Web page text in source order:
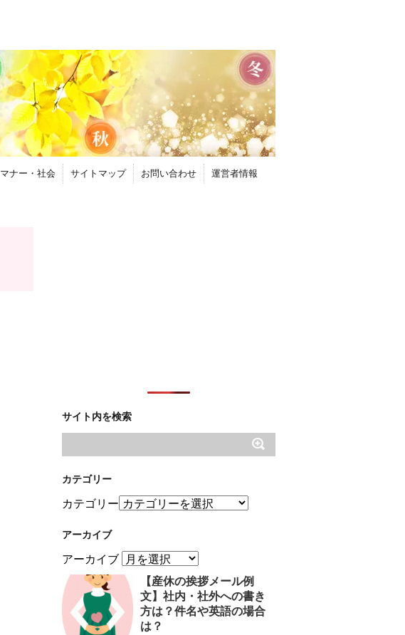
マナー・社会 サイトマップ お問い合わせ 運営者情報
サイト内を検索
カテゴリー
カテゴリー
アーカイブ
アーカイブ
【産休の挨拶メール例
文】社内・社外への書き
方は？件名や英語の場合
は？